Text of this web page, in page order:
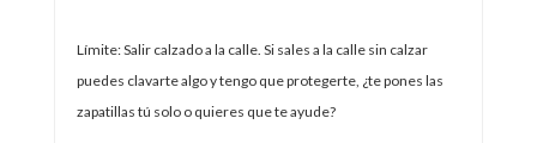
Límite: Salir calzado a la calle. Si sales a la calle sin calzar
puedes clavarte algo y tengo que protegerte, ¿te pones las
zapatillas tú solo o quieres que te ayude?